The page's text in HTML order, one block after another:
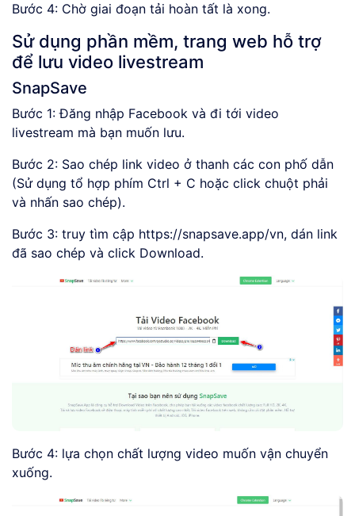
Bước 4: Chờ giai đoạn tải hoàn tất là xong.
Sử dụng phần mềm, trang web hỗ trợ
để lưu video livestream
SnapSave
Bước 1: Đăng nhập Facebook và đi tới video
livestream mà bạn muốn lưu.
Bước 2: Sao chép link video ở thanh các con phố dẫn
(Sử dụng tổ hợp phím Ctrl + C hoặc click chuột phải
và nhấn sao chép).
Bước 3: truy tìm cập https://snapsave.app/vn, dán link
đã sao chép và click Download.
Bước 4: lựa chọn chất lượng video muốn vận chuyển
xuống.